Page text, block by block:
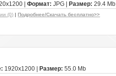
|Формат: JPG | Размер: 29.4 Mb
(0) |Подробнее/Скачать бесплатно>>
1920x1200 | Размер: 55.0 Mb